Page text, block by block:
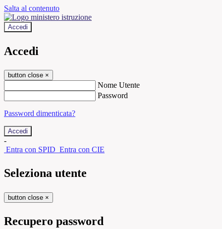
Salta al contenuto
Accedi
Accedi
button close ×
Nome Utente
Password
Password dimenticata?
-
Entra con SPID Entra con CIE
Seleziona utente
button close ×
Recupero password